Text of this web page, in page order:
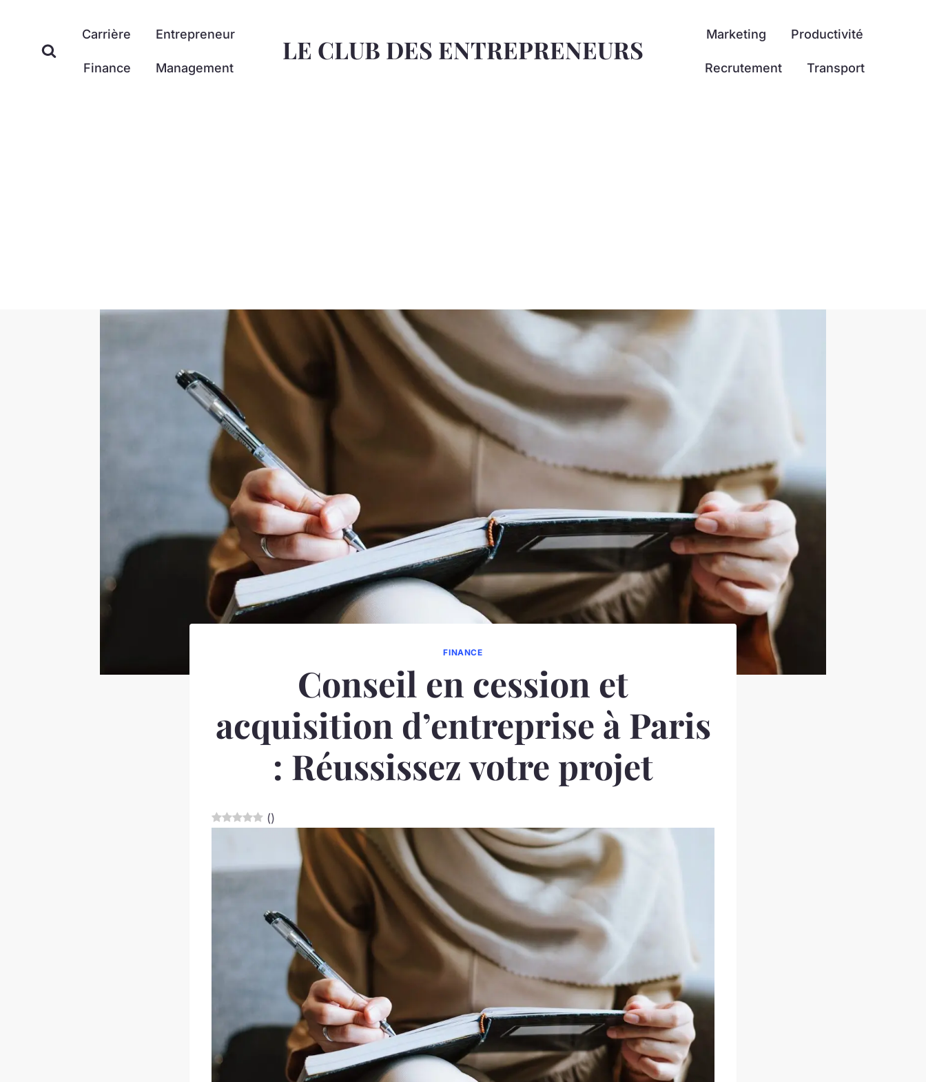
contenu
Carrière Entrepreneur
Finance Management
LE CLUB DES ENTREPRENEURS Marketing Productivité
Recrutement Transport
FINANCE
Conseil en cession et
acquisition d’entreprise à Paris
: Réussissez votre projet
()